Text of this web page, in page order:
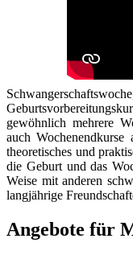
gewöhnlich mehrere
auch
theoretisches und
die Geburt und das
Weise mit anderen
langjährige
Angebote für